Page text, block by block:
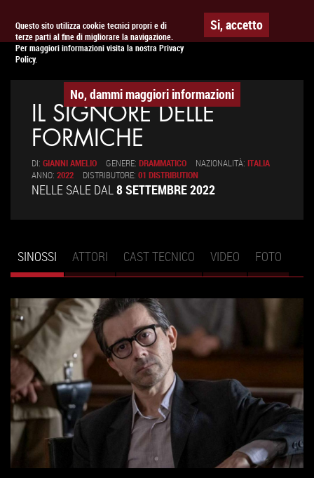
Questo sito utilizza cookie tecnici propri e di
terze parti al fine di migliorare la navigazione.
Per maggiori informazioni visita la nostra Privacy
Policy.
Si, accetto
No, dammi maggiori informazioni
APPUNTAMENTO AL CINEMA
IL SIGNORE DELLE
FORMICHE
DI: GIANNI AMELIO GENERE: DRAMMATICO NAZIONALITÀ: ITALIA
ANNO: 2022 DISTRIBUTORE: 01 DISTRIBUTION
NELLE SALE DAL8 SETTEMBRE 2022
Schede primarie
SINOSSI (SCHEDA
ATTIVA)
ATTORI CAST TECNICO VIDEO FOTO